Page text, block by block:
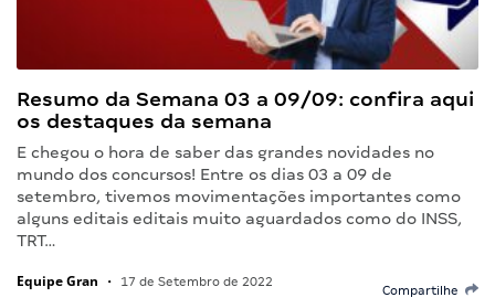
Resumo da Semana 03 a 09/09: confira aqui
os destaques da semana
E chegou o hora de saber das grandes novidades no
mundo dos concursos! Entre os dias 03 a 09 de
setembro, tivemos movimentações importantes como
alguns editais editais muito aguardados como do INSS,
TRT…
Equipe Gran • 17 de Setembro de 2022
Compartilhe